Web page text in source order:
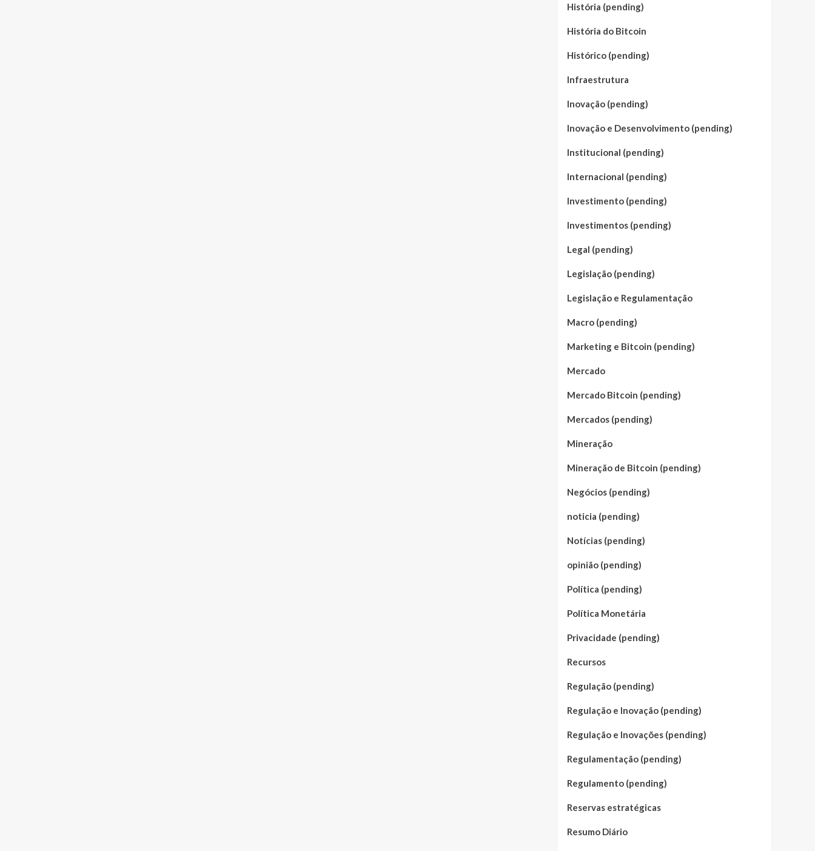
História (pending)
História do Bitcoin
Histórico (pending)
Infraestrutura
Inovação (pending)
Inovação e Desenvolvimento (pending)
Institucional (pending)
Internacional (pending)
Investimento (pending)
Investimentos (pending)
Legal (pending)
Legislação (pending)
Legislação e Regulamentação
Macro (pending)
Marketing e Bitcoin (pending)
Mercado
Mercado Bitcoin (pending)
Mercados (pending)
Mineração
Mineração de Bitcoin (pending)
Negócios (pending)
noticia (pending)
Notícias (pending)
opinião (pending)
Política (pending)
Política Monetária
Privacidade (pending)
Recursos
Regulação (pending)
Regulação e Inovação (pending)
Regulação e Inovações (pending)
Regulamentação (pending)
Regulamento (pending)
Reservas estratégicas
Resumo Diário